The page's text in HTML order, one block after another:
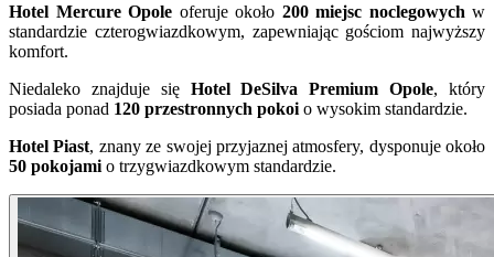
Hotel Mercure Opole oferuje około 200 miejsc noclegowych w
standardzie czterogwiazdkowym, zapewniając gościom najwyższy
komfort.
Niedaleko znajduje się Hotel DeSilva Premium Opole, który
posiada ponad 120 przestronnych pokoi o wysokim standardzie.
Hotel Piast, znany ze swojej przyjaznej atmosfery, dysponuje około
50 pokojami o trzygwiazdkowym standardzie.